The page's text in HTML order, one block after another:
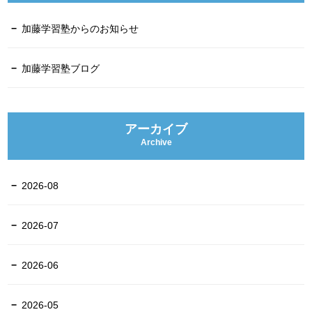
加藤学習塾からのお知らせ
加藤学習塾ブログ
アーカイブ
Archive
2026-08
2026-07
2026-06
2026-05